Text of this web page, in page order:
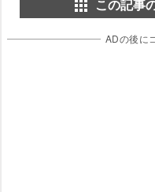
この記事
ADの後に